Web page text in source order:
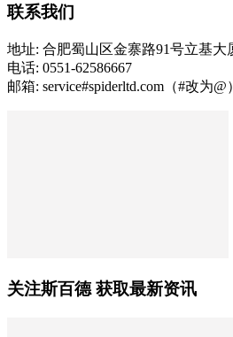
联系我们
地址: 合肥蜀山区金寨路91号立基大
电话: 0551-62586667
邮箱: service#spiderltd.com（#改为@）
关注斯百德 获取最新资讯